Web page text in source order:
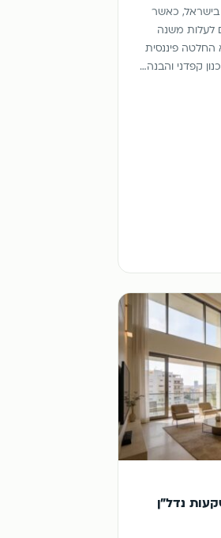
בישראל, כאשר
לעלות משנה
החלטה פיננסית
קפדני והבנה…
נדל"ן